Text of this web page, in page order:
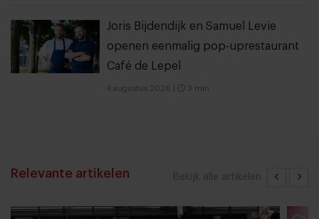
Joris Bijdendijk en Samuel Levie
openen eenmalig pop-uprestaurant
Café de Lepel
4 augustus 2026 3 min
Bekijk alle artikelen
Relevante artikelen